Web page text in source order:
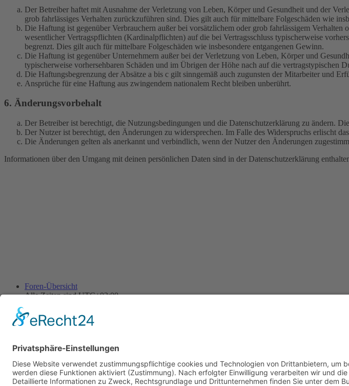
Der Betreiber haftet mit Ausnahme der Verletzung von Leben, Körper und Gesundheit und der
grob fahrlässiges Verhalten zurückzuführen sind. Dies gilt auch für mittelbare Folgeschäden wie
Die Haftung ist gegenüber Verbrauchern außer bei vorsätzlichem oder grob fahrlässigem
wesentlicher Vertragspflichten (Kardinalpflichten) auf die bei Vertragsschluss typischerweise
begrenzt. Dies gilt auch für mittelbare Folgeschäden wie insbesondere entgangenen Gewinn.
Die Haftung ist gegenüber Unternehmern außer bei der Verletzung von Leben, Körper und
typischerweise vorhersehbaren Schäden und im Übrigen der Höhe nach auf die vertragstypischen
Die Haftungsbegrenzung der Absätze a bis c gilt sinngemäß auch zugunsten der Mitarbeiter und
Ansprüche für eine Haftung aus zwingendem nationalem Recht bleiben unberührt.
6. Änderungsvorbehalt
Der Betreiber ist berechtigt, die Nutzungsbedingungen und die Datenschutzerklärung zu ändern.
Der Nutzer ist berechtigt, den Änderungen zu widersprechen. Im Falle des Widerspruchs erlischt
Die Änderungen gelten als anerkannt und verbindlich, wenn der Nutzer den Änderungen
Informationen über den Umgang mit deinen persönlichen Daten sind in der Datenschutzerklärung
Foren-Übersicht
Alle Zeiten sindUTC+02:00
Powered byphpBB® Forum Software © phpBB Limited
Datenschutz |Nutzungsbedingungen